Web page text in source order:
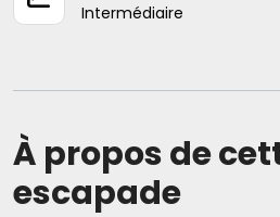
Intermédiaire
À propos de
escapade